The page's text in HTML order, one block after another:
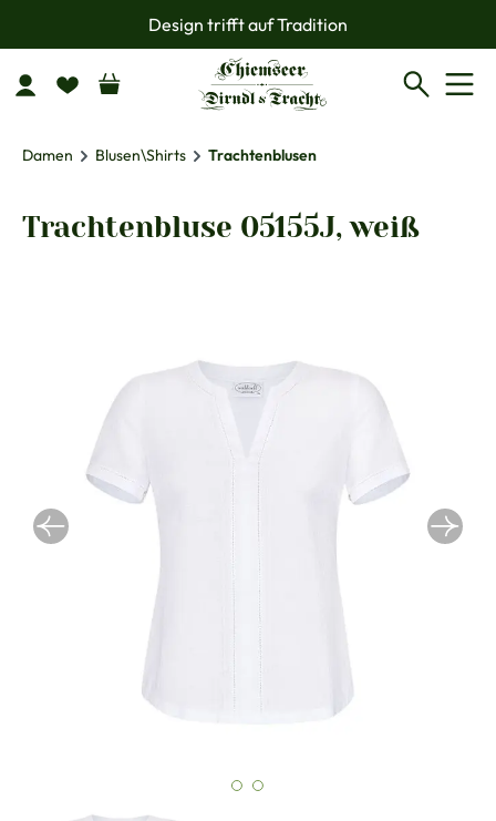
Zum Hauptinhalt springenDesign trifft auf Tradition
Damen Blusen\Shirts Trachtenblusen
Trachtenbluse 05155J, weiß